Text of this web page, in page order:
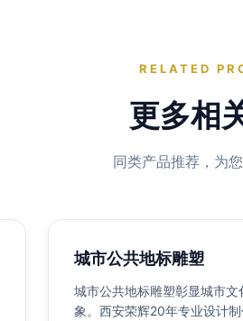
RELATED
更多相
同类产品推荐，为
城市公共地标雕塑
城市公共地标雕塑彰显城市
象。西安荣辉20年专业设计制